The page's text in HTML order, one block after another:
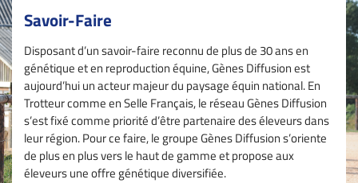
Savoir-Faire
Disposant d’un savoir-faire reconnu de plus de 30 ans en
génétique et en reproduction équine, Gènes Diffusion est
aujourd’hui un acteur majeur du paysage équin national. En
Trotteur comme en Selle Français, le réseau Gènes Diffusion
s’est fixé comme priorité d’être partenaire des éleveurs dans
leur région. Pour ce faire, le groupe Gènes Diffusion s’oriente
de plus en plus vers le haut de gamme et propose aux
éleveurs une offre génétique diversifiée.